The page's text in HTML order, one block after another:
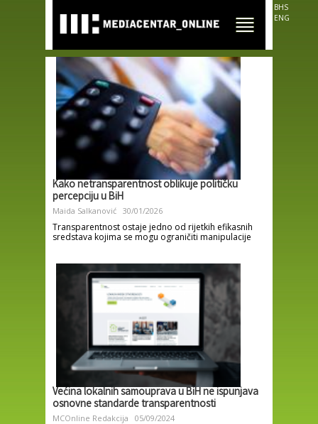
main
content
BHS
ENG
Kako netransparentnost oblikuje političku
percepciju u BiH
Maida Salkanović 30/01/2026
Transparentnost ostaje jedno od rijetkih efikasnih
sredstava kojima se mogu ograničiti manipulacije
Većina lokalnih samouprava u BiH ne ispunjava
osnovne standarde transparentnosti
MCOnline Redakcija 05/09/2024